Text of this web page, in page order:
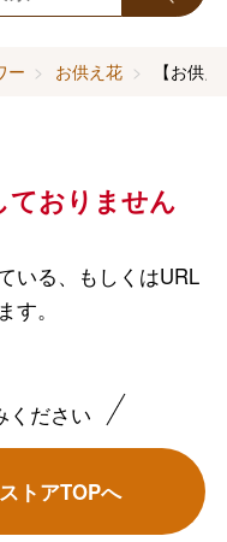
ー お供え花 【お供
ておりません
いる、もしくはURL
。
ください
トアTOPへ
フト